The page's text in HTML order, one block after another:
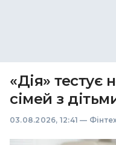
«Дія» тестує
сімей з
03.08.2026, 12:41 —